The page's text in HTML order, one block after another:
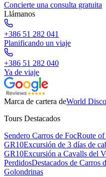
Concierte una consulta gratuita
Llámanos
+386 51 282 041
Planificando un viaje
+386 51 282 040
Ya de viaje
Marca de cartera deWorld
Tours Destacados
Sendero Carros de FocRoute of
GR10Excursión de 3 días de
GR10Excursión a Cavalls del
PerdidosDestacados de Carros
Golondrinas